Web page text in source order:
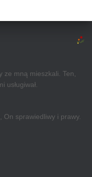
mną mieszkali. Ten,
sprawiedliwy i prawy.